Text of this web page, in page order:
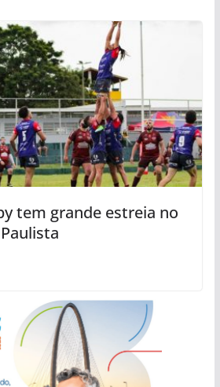
tem grande estreia no